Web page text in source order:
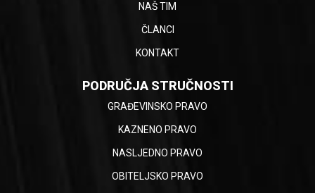
NAŠ TIM
ČLANCI
KONTAKT
PODRUČJA STRUČNOSTI
GRAĐEVINSKO PRAVO
KAZNENO PRAVO
NASLJEDNO PRAVO
OBITELJSKO PRAVO